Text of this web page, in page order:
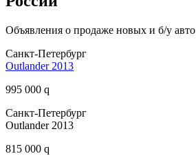
Объявления о продаже новых и б/у авто
Санкт-Петербург
Outlander 2013
995 000 q
Санкт-Петербург
Outlander 2013
815 000 q